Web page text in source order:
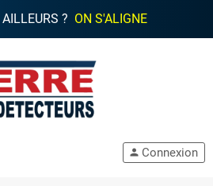
? ON S'ALIGNE
person Connexion